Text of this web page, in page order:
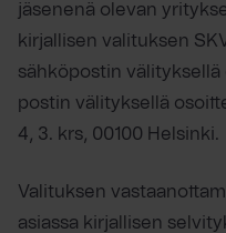
jäsenenä olevan
kirjallisen valituksen
sähköpostin välityksellä
postin välityksellä
4, 3. krs, 00100 Helsinki.
Valituksen
asiassa kirjallisen